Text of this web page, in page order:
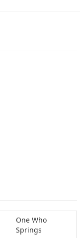
One Who
Springs